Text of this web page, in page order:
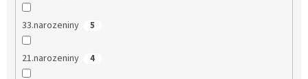
33.narozeniny 5
21.narozeniny 4